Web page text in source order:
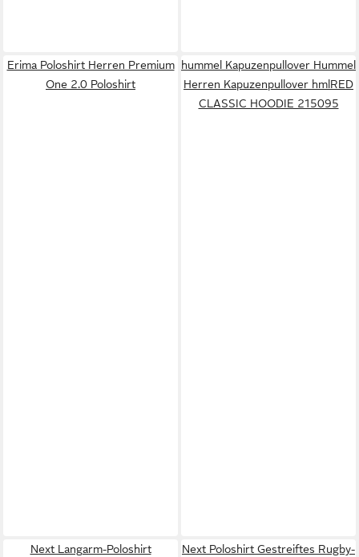
Erima Poloshirt Herren Premium
One 2.0 Poloshirt
hummel Kapuzenpullover Hummel
Herren Kapuzenpullover hmlRED
CLASSIC HOODIE 215095
Next Langarm-Poloshirt Next Poloshirt Gestreiftes Rugby-